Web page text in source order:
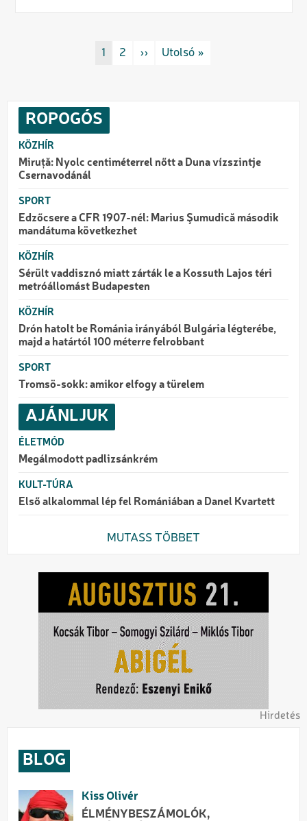
Rovat/cimke
1 Rovat/cimke
2 Következő oldal
›› Utolsó oldal
Utolsó »
ROPOGÓS
KÖZHÍR
Miruță: Nyolc centiméterrel nőtt a Duna vízszintje
Csernavodánál
SPORT
Edzőcsere a CFR 1907-nél: Marius Şumudică második
mandátuma következhet
KÖZHÍR
Sérült vaddisznó miatt zárták le a Kossuth Lajos téri
metróállomást Budapesten
KÖZHÍR
Drón hatolt be Románia irányából Bulgária légterébe,
majd a határtól 100 méterre felrobbant
SPORT
Tromsö-sokk: amikor elfogy a türelem
AJÁNLJUK
ÉLETMÓD
Megálmodott padlizsánkrém
KULT-TÚRA
Első alkalommal lép fel Romániában a Danel Kvartett
MUTASS TÖBBET
Hirdetés
BLOG
Kiss Olivér
ÉLMÉNYBESZÁMOLÓK,